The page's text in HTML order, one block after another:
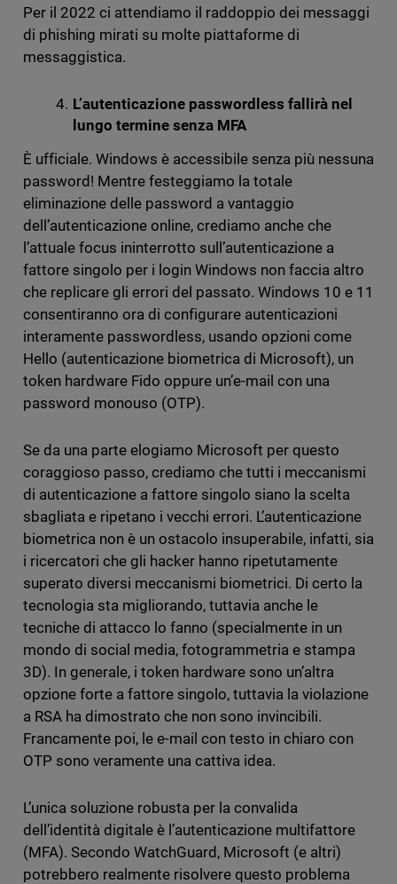
Per il 2022 ci attendiamo il raddoppio dei messaggi
di phishing mirati su molte piattaforme di
messaggistica.
L’autenticazione passwordless fallirà nel
lungo termine senza MFA
È ufficiale. Windows è accessibile senza più nessuna
password! Mentre festeggiamo la totale
eliminazione delle password a vantaggio
dell’autenticazione online, crediamo anche che
l’attuale focus ininterrotto sull’autenticazione a
fattore singolo per i login Windows non faccia altro
che replicare gli errori del passato. Windows 10 e 11
consentiranno ora di configurare autenticazioni
interamente passwordless, usando opzioni come
Hello (autenticazione biometrica di Microsoft), un
token hardware Fido oppure un’e-mail con una
password monouso (OTP).
Se da una parte elogiamo Microsoft per questo
coraggioso passo, crediamo che tutti i meccanismi
di autenticazione a fattore singolo siano la scelta
sbagliata e ripetano i vecchi errori. L’autenticazione
biometrica non è un ostacolo insuperabile, infatti, sia
i ricercatori che gli hacker hanno ripetutamente
superato diversi meccanismi biometrici. Di certo la
tecnologia sta migliorando, tuttavia anche le
tecniche di attacco lo fanno (specialmente in un
mondo di social media, fotogrammetria e stampa
3D). In generale, i token hardware sono un’altra
opzione forte a fattore singolo, tuttavia la violazione
a RSA ha dimostrato che non sono invincibili.
Francamente poi, le e-mail con testo in chiaro con
OTP sono veramente una cattiva idea.
L’unica soluzione robusta per la convalida
dell’identità digitale è l’autenticazione multifattore
(MFA). Secondo WatchGuard, Microsoft (e altri)
potrebbero realmente risolvere questo problema